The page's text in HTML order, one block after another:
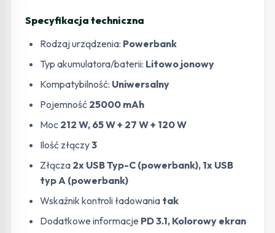
Specyfikacja techniczna
Rodzaj urządzenia: Powerbank
Typ akumulatora/baterii: Litowo jonowy
Kompatybilność: Uniwersalny
Pojemność 25000 mAh
Moc 212 W, 65 W + 27 W + 120 W
Ilość złączy3
Złącza 2x USB Typ-C (powerbank), 1x USB
typ A (powerbank)
Wskaźnik kontroli ładowania tak
Dodatkowe informacje PD 3.1, Kolorowy ekran